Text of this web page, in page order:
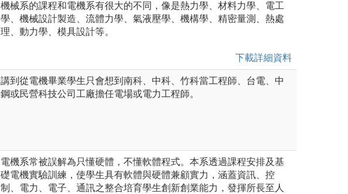
機械系的課程和電機系有很大的不同，像是熱力學、材料力學、電工
學、機械設計製造、流體力學、氣液壓學、機構學、精密量測、熱處
理、動力學、模具設計等。
下載詳細資料
講到從電機畢業學生只會想到南科、中科、竹科當工程師、台電、中
鋼或民營科技公司工廠擔任電場或電力工程師。
電機系常被誤解為只懂硬體，不懂軟體程式。本系透過課程安排及基
礎電機實驗訓練，使學生具有軟體與硬體兼顧實力，涵蓋資訊、控
制、電力、電子、通訊之整合培育學生創新創業能力，發揮所長至人